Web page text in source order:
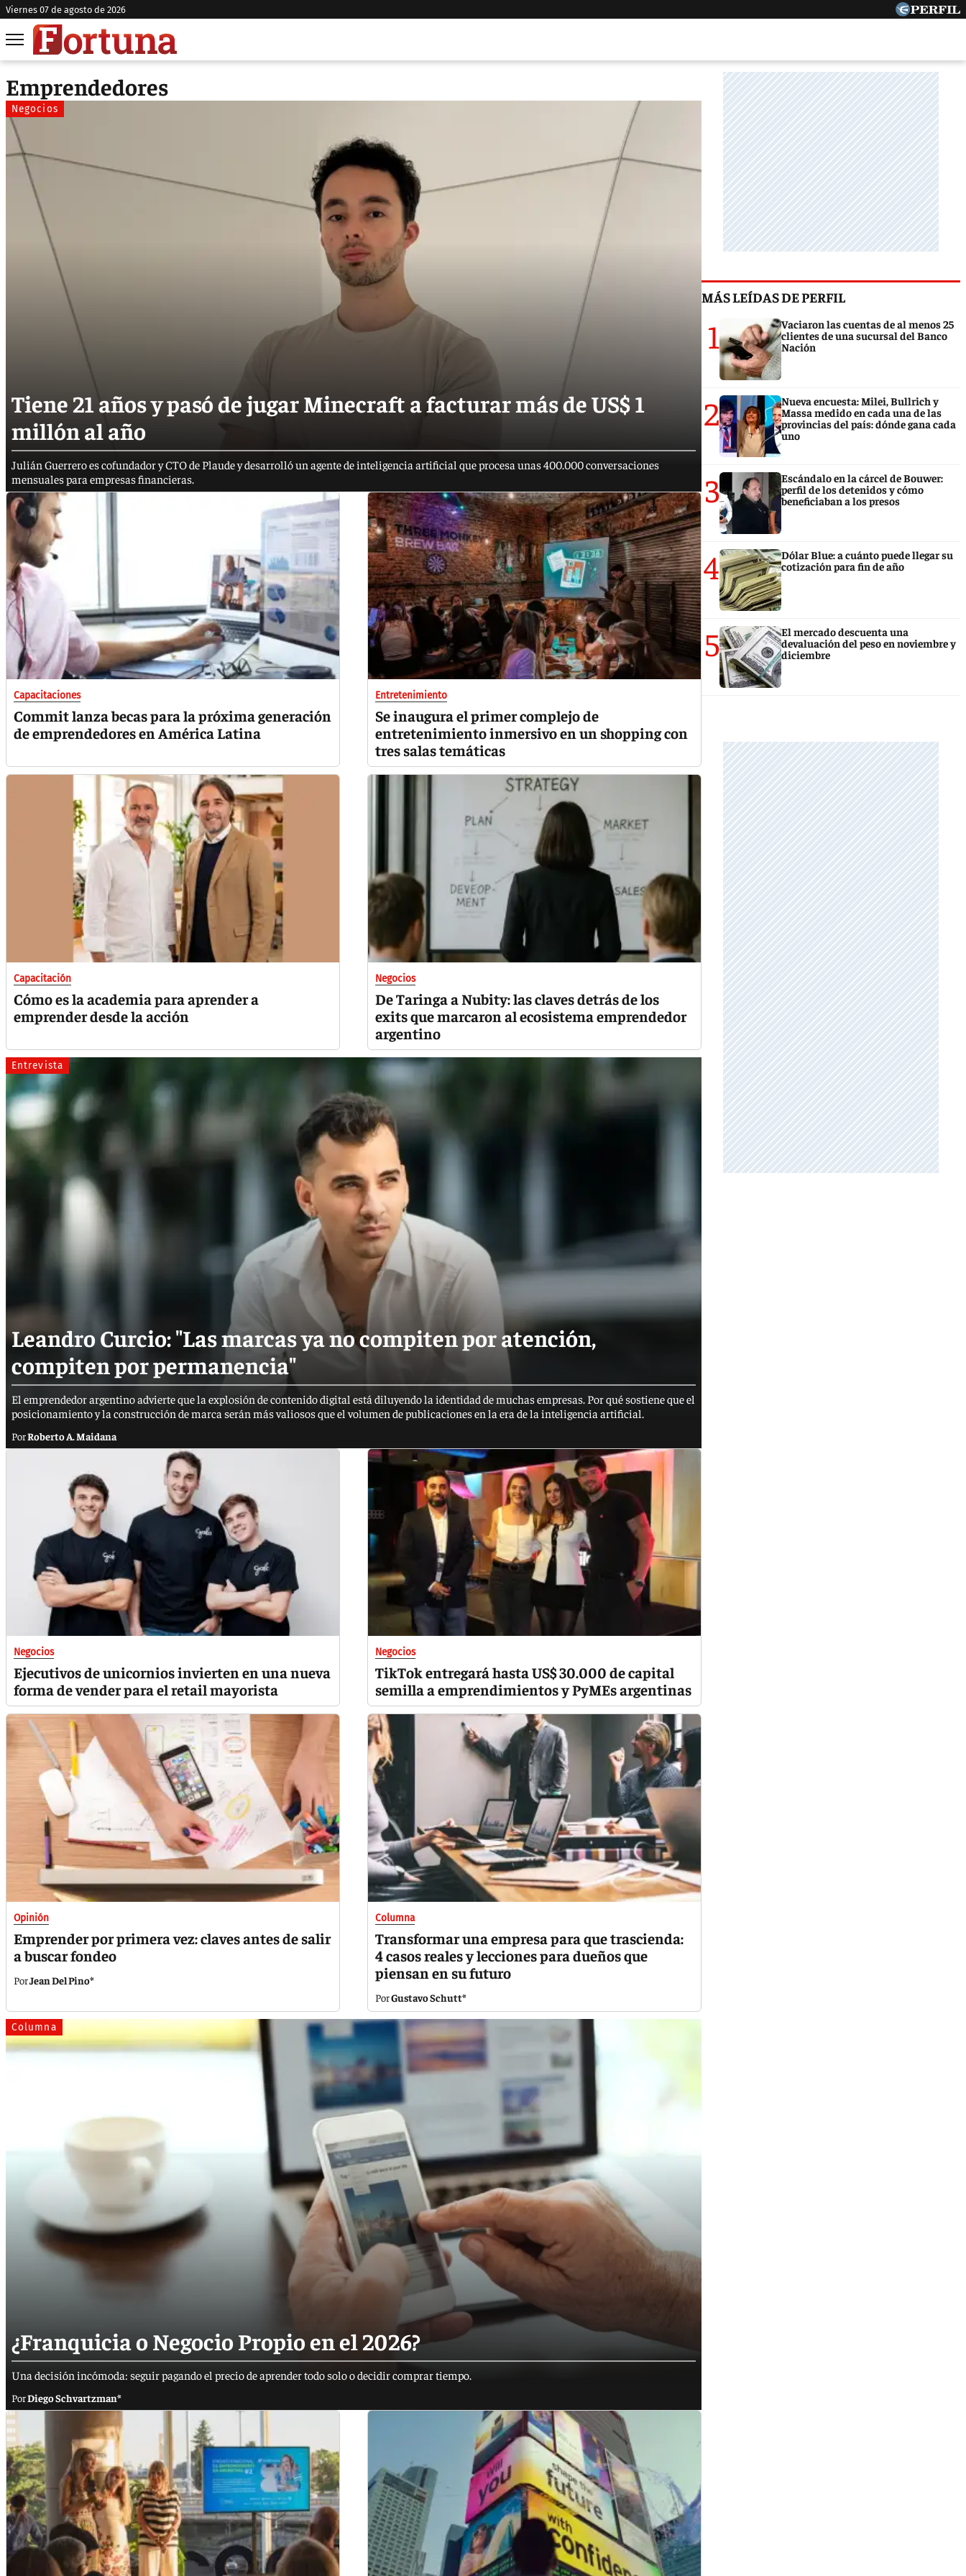
viernes 07 de agosto de 2026
Emprendedores
Negocios
Tiene 21 años y pasó de jugar Minecraft a facturar más de US$ 1
millón al año
Julián Guerrero es cofundador y CTO de Plaude y desarrolló un agente de inteligencia artificial que procesa unas 400.000 conversaciones
mensuales para empresas financieras.
Capacitaciones
Commit lanza becas para la próxima generación
de emprendedores en América Latina
Entretenimiento
Se inaugura el primer complejo de
entretenimiento inmersivo en un shopping con
tres salas temáticas
Capacitación
Cómo es la academia para aprender a
emprender desde la acción
Negocios
De Taringa a Nubity: las claves detrás de los
exits que marcaron al ecosistema emprendedor
argentino
Entrevista
Leandro Curcio: "Las marcas ya no compiten por atención,
compiten por permanencia"
El emprendedor argentino advierte que la explosión de contenido digital está diluyendo la identidad de muchas empresas. Por qué sostiene que el
posicionamiento y la construcción de marca serán más valiosos que el volumen de publicaciones en la era de la inteligencia artificial.
Roberto A. Maidana
Negocios
Ejecutivos de unicornios invierten en una nueva
forma de vender para el retail mayorista
Negocios
TikTok entregará hasta US$ 30.000 de capital
semilla a emprendimientos y PyMEs argentinas
Opinión
Emprender por primera vez: claves antes de salir
a buscar fondeo
Jean Del Pino*
Columna
Transformar una empresa para que trascienda:
4 casos reales y lecciones para dueños que
piensan en su futuro
Gustavo Schutt*
Columna
¿Franquicia o Negocio Propio en el 2026?
Una decisión incómoda: seguir pagando el precio de aprender todo solo o decidir comprar tiempo.
Diego Schvartzman*
MÁS LEÍDAS DE PERFIL
1
Vaciaron las cuentas de al menos 25
clientes de una sucursal del Banco
Nación
2
Nueva encuesta: Milei, Bullrich y
Massa medido en cada una de las
provincias del país: dónde gana cada
uno
3
Escándalo en la cárcel de Bouwer:
perfil de los detenidos y cómo
beneficiaban a los presos
4
Dólar Blue: a cuánto puede llegar su
cotización para fin de año
5
El mercado descuenta una
devaluación del peso en noviembre y
diciembre